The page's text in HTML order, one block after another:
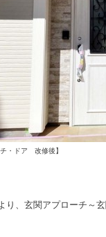
チ・ドア 改修後】
、玄関アプローチ～